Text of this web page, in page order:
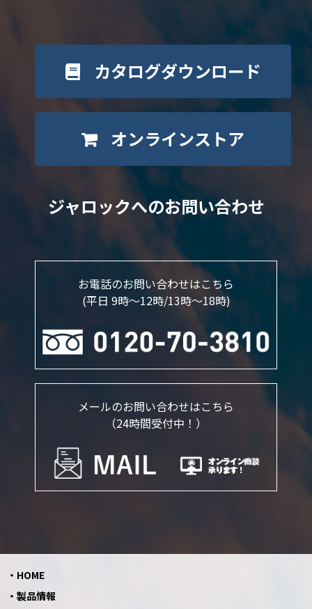
カタログダウンロード
オンラインストア
ジャロックへのお問い合わせ
お電話のお問い合わせはこちら
(平日 9時～12時/13時〜18時)
メールのお問い合わせはこちら
（24時間受付中！）
HOME
製品情報